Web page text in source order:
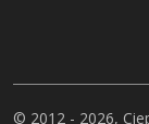
© 2012 - 2026,